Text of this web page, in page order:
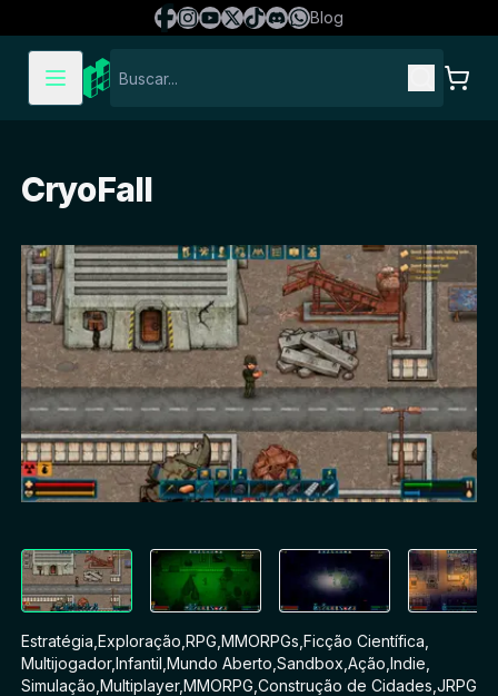
Blog
CryoFall
Estratégia Exploração RPG MMORPGs Ficção Científica
Multijogador,Infantil Mundo Aberto Sandbox Ação Indie
Simulação Multiplayer,MMORPG Construção de Cidades JRPG